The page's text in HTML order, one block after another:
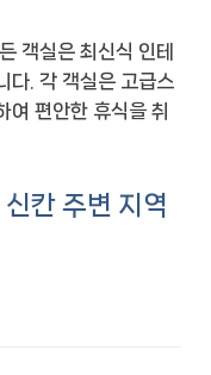
객실은 최신식 인테
다. 각 객실은 고급스
여 편안한 휴식을 취
칸 주변 지역